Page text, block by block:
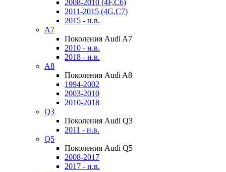
2008-2010 (4F,C6)
2011-2015 (4G,C7)
2015 - н.в.
A7
Поколения Audi A7
2010 - н.в.
2018 - н.в.
A8
Поколения Audi A8
1994-2002
2003-2010
2010-2018
Q3
Поколения Audi Q3
2011 - н.в.
Q5
Поколения Audi Q5
2008-2017
2017 - н.в.